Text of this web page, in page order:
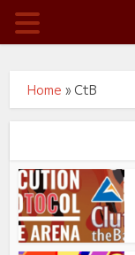
Home » CtB